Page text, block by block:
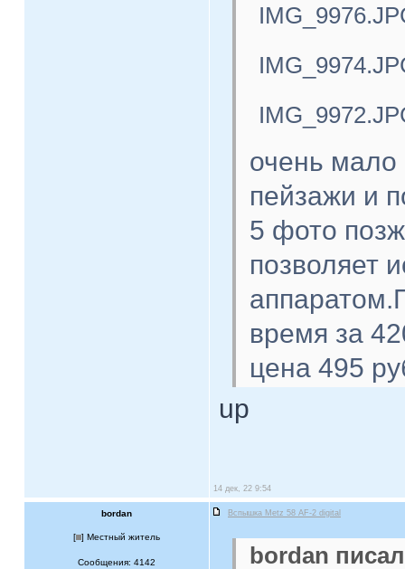
очень мало
пейзажи и
5 фото
позволяет
время за
цена 495
up
14 дек, 22 9:54
bordan Вспышка Metz 58 AF-2 digital
[ ] Местный житель
Сообщения: 4142
bordan